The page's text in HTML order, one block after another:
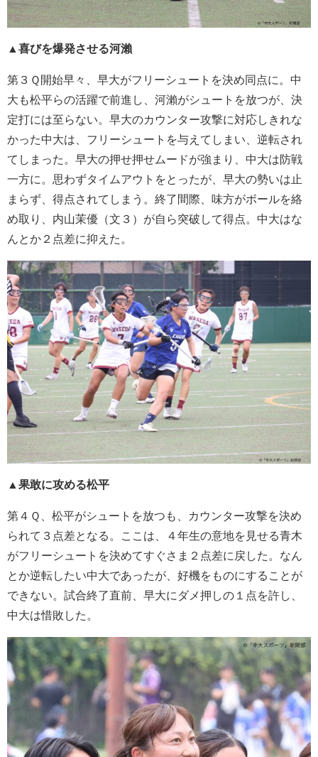
▲喜びを爆発させる河瀨
第３Ｑ開始早々、早大がフリーシュートを決め同点に。中
大も松平らの活躍で前進し、河瀨がシュートを放つが、決
定打には至らない。早大のカウンター攻撃に対応しきれな
かった中大は、フリーシュートを与えてしまい、逆転され
てしまった。早大の押せ押せムードが強まり、中大は防戦
一方に。思わずタイムアウトをとったが、早大の勢いは止
まらず、得点されてしまう。終了間際、味方がボールを絡
め取り、内山茉優（文３）が自ら突破して得点。中大はな
んとか２点差に抑えた。
▲果敢に攻める松平
第４Ｑ、松平がシュートを放つも、カウンター攻撃を決め
られて３点差となる。ここは、４年生の意地を見せる青木
がフリーシュートを決めてすぐさま２点差に戻した。なん
とか逆転したい中大であったが、好機をものにすることが
できない。試合終了直前、早大にダメ押しの１点を許し、
中大は惜敗した。